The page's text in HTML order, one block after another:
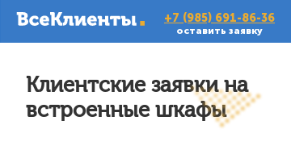
+7 (985) 691-86-36
оставить заявку
Клиентские заявки на
встроенные шкафы